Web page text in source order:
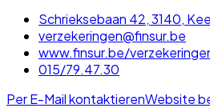
Schrieksebaan 42, 3140,
verzekeringen@finsur.be
www.finsur.be/
015/79.47.30
Per E-Mail kontaktierenWebsite